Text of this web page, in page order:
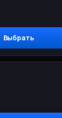
Выбрать